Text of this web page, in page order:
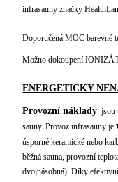
infrasauny značky
Doporučená MOC barevné
Možno dokoupení
ENERGETICKY
Provozní náklady jsou
sauny. Provoz infrasauny je
úsporné keramické nebo
běžná sauna, provozní
dvojnásobná). Díky